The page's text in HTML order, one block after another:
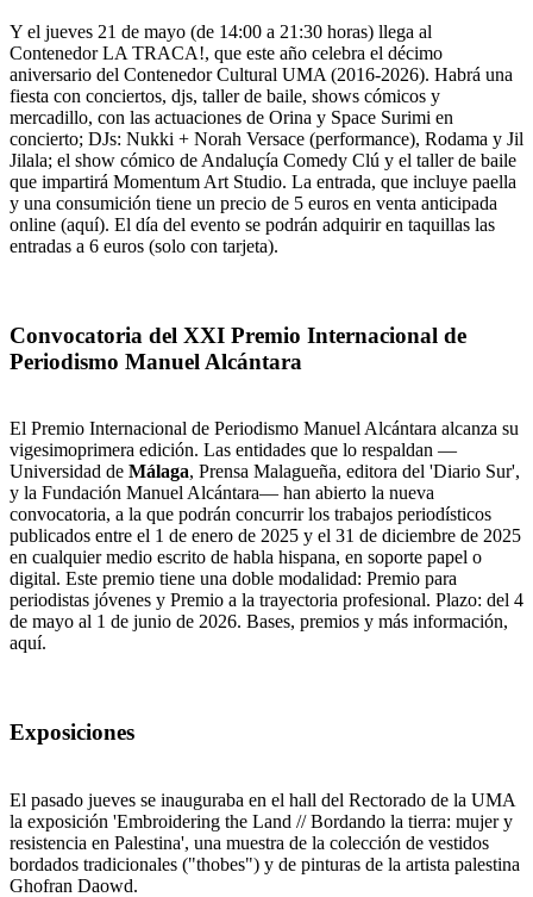
Y el jueves 21 de mayo (de 14:00 a 21:30 horas) llega al
Contenedor LA TRACA!, que este año celebra el décimo
aniversario del Contenedor Cultural UMA (2016-2026). Habrá una
fiesta con conciertos, djs, taller de baile, shows cómicos y
mercadillo, con las actuaciones de Orina y Space Surimi en
concierto; DJs: Nukki + Norah Versace (performance), Rodama y Jil
Jilala; el show cómico de Andaluçía Comedy Clú y el taller de baile
que impartirá Momentum Art Studio. La entrada, que incluye paella
y una consumición tiene un precio de 5 euros en venta anticipada
online (aquí). El día del evento se podrán adquirir en taquillas las
entradas a 6 euros (solo con tarjeta).
Convocatoria del XXI Premio Internacional de
Periodismo Manuel Alcántara
El Premio Internacional de Periodismo Manuel Alcántara alcanza su
vigesimoprimera edición. Las entidades que lo respaldan —
Universidad de Málaga, Prensa Malagueña, editora del 'Diario Sur',
y la Fundación Manuel Alcántara— han abierto la nueva
convocatoria, a la que podrán concurrir los trabajos periodísticos
publicados entre el 1 de enero de 2025 y el 31 de diciembre de 2025
en cualquier medio escrito de habla hispana, en soporte papel o
digital. Este premio tiene una doble modalidad: Premio para
periodistas jóvenes y Premio a la trayectoria profesional. Plazo: del 4
de mayo al 1 de junio de 2026. Bases, premios y más información,
aquí.
Exposiciones
El pasado jueves se inauguraba en el hall del Rectorado de la UMA
la exposición 'Embroidering the Land // Bordando la tierra: mujer y
resistencia en Palestina', una muestra de la colección de vestidos
bordados tradicionales ("thobes") y de pinturas de la artista palestina
Ghofran Daowd.